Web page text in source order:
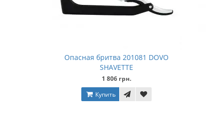
Опасная бритва 201081 DOVO
SHAVETTE
1 806 грн.
Купить